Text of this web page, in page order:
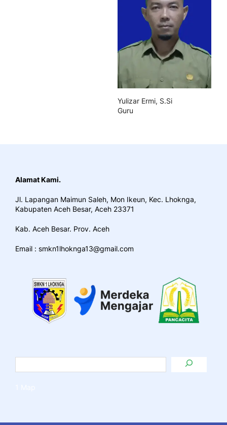
Yulizar Ermi, S.Si
Guru
Alamat Kami.
Jl. Lapangan Maimun Saleh, Mon Ikeun, Kec. Lhoknga,
Kabupaten Aceh Besar, Aceh 23371
Kab. Aceh Besar. Prov. Aceh
Email : smkn1lhoknga13@gmail.com